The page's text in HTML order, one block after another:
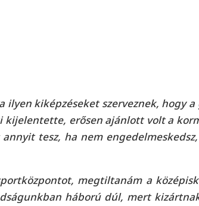
ilyen kiképzéseket szerveznek, hogy
kijelentette, erősen ajánlott volt a
tesz, ha nem
megtiltanám a
háború dúl, mert